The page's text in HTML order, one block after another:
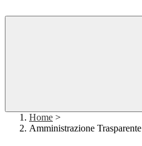
Home >
Amministrazione Trasparente